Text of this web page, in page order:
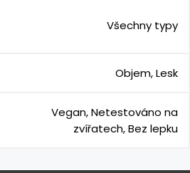
Všechny typy
Objem, Lesk
Vegan, Netestováno na
zvířatech, Bez lepku